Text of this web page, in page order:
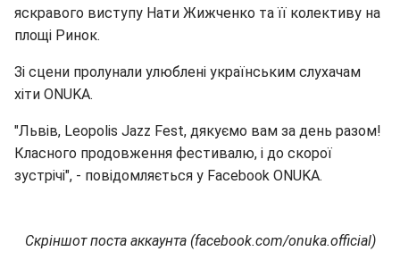
яскравого виступу Нати Жижченко та її колективу на
площі Ринок.
Зі сцени пролунали улюблені українським слухачам
хіти ONUKA.
"Львів, Leopolis Jazz Fest, дякуємо вам за день разом!
Класного продовження фестивалю, і до скорої
зустрічі", - повідомляється у Facebook ONUKA.
Скріншот поста аккаунта (facebook.com/onuka.official)